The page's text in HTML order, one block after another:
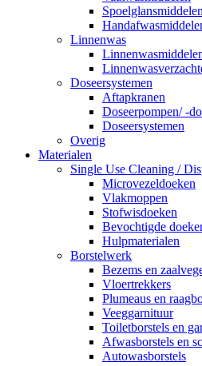
Spoelglansmiddelen
Linnenwas
Doseersystemen
Aftapkranen
Doseerpompen/ -
Doseersystemen
Overig
Materialen
Single Use Cleaning /
Microvezeldoeken
Vlakmoppen
Stofwisdoeken
Bevochtigde
Hulpmaterialen
Borstelwerk
Bezems en
Vloertrekkers
Plumeaus en
Veeggarnituur
Toiletborstels en
Afwasborstels en
Autowasborstels